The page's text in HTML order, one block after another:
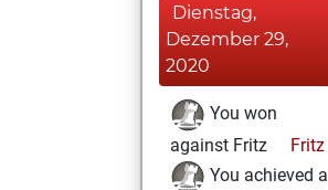
Dienstag,
Dezember 29,
2020
You won
against Fritz
Fritz
You achieved a